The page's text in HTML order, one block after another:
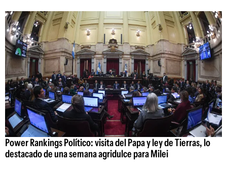
Power Rankings Político: visita del Papa y ley de Tierras, lo
destacado de una semana agridulce para Milei